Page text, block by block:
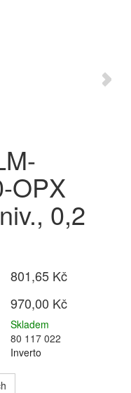
OPX
0,2
801,65 Kč
970,00 Kč
Skladem
80 117 022
Inverto